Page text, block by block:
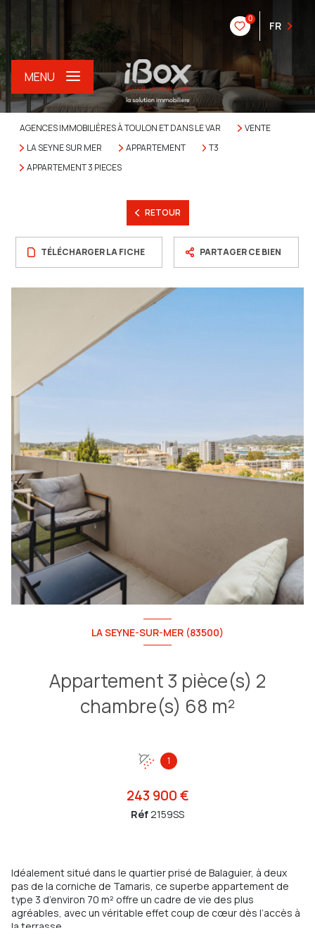
0
FR
MENU
AGENCES IMMOBILIÈRES À TOULON ET DANS LE VAR
VENTE
LA SEYNE SUR MER
APPARTEMENT
T3
APPARTEMENT 3 PIECES
RETOUR
TÉLÉCHARGER LA FICHE PARTAGER CE BIEN
LA SEYNE-SUR-MER (83500)
Appartement 3 pièce(s) 2
chambre(s) 68 m²
1
243 900 €
Réf2159SS
Idéalement situé dans le quartier prisé de Balaguier, à deux
pas de la corniche de Tamaris, ce superbe appartement de
type 3 d’environ 70 m² offre un cadre de vie des plus
agréables, avec un véritable effet coup de cœur dès l’accès à
la terrasse.